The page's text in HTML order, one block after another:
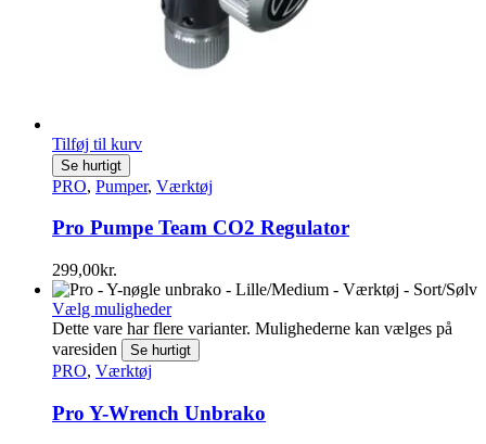
Tilføj til kurv
Se hurtigt
PRO, Pumper, Værktøj
Pro Pumpe Team CO2 Regulator
299,00kr.
Vælg muligheder
Dette vare har flere varianter. Mulighederne kan vælges på
varesiden
Se hurtigt
PRO, Værktøj
Pro Y-Wrench Unbrako